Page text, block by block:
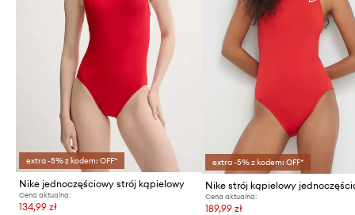
extra -5% z kodem: OFF*
Nike jednoczęściowy strój kąpielowy
Cena aktualna:
134,99 zł
extra -5% z kodem: OFF*
Cena aktualna:
189,99 zł